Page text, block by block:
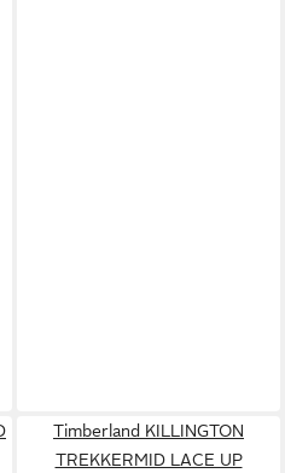
Timberland KILLINGTON
TREKKERMID LACE UP